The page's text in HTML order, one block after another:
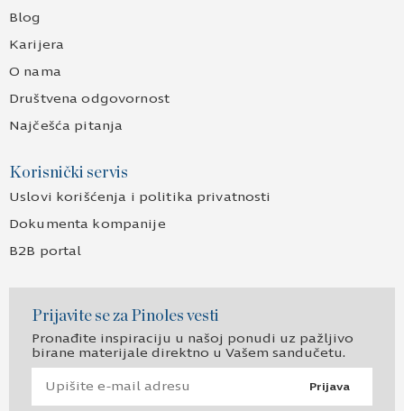
Blog
Karijera
O nama
Društvena odgovornost
Najčešća pitanja
Korisnički servis
Uslovi korišćenja i politika privatnosti
Dokumenta kompanije
B2B portal
Prijavite se za Pinoles vesti
Pronađite inspiraciju u našoj ponudi uz pažljivo
birane materijale direktno u Vašem sandučetu.
Prijava